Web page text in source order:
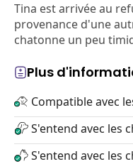
Tina est arrivée au
provenance d'une
chatonne un peu
Plus
Compatible avec
S'entend avec les
S'entend avec les